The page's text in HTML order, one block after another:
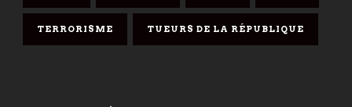
TERRORISME TUEURS DE LA RÉPUBLIQUE